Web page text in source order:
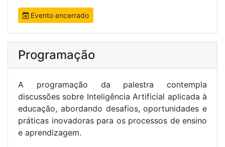
Evento encerrado
Programação
A programação da palestra contempla
discussões sobre Inteligência Artificial aplicada à
educação, abordando desafios, oportunidades e
práticas inovadoras para os processos de ensino
e aprendizagem.